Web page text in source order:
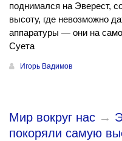
поднимался на Эверест,
высоту, где невозможно
аппаратуры — они на
Суета
Игорь Вадимов
Мир вокруг нас →
покоряли самую